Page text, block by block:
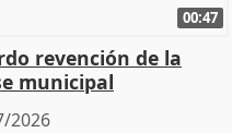
00:47
revención de la
municipal
2026